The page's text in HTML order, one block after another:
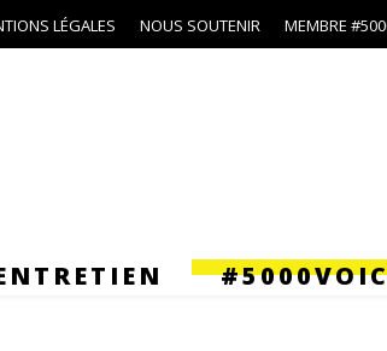
LÉGALES NOUS SOUTENIR MEMBRE